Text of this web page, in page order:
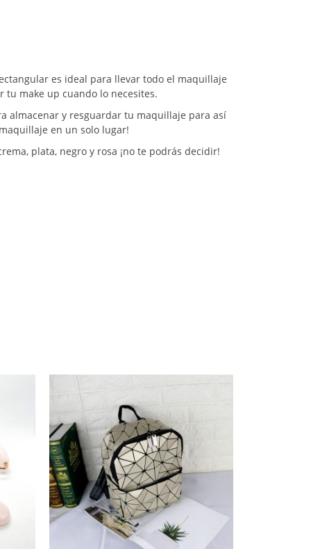
es ideal para llevar todo el maquillaje
tu make up cuando lo necesites.
almacenar y resguardar tu maquillaje para así
en un solo lugar!
plata, negro y rosa ¡no te podrás decidir!